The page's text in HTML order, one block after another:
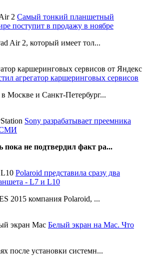
Самый тонкий планшетный
поступит в продажу в ноябре
Air 2, который имеет тол...
агрегатор каршеринговых сервисов
Москве и Санкт-Петербург...
Sony разрабатывает преемника
СМИ
пока не подтвердил факт ра...
Polaroid представила сразу два
- L7 и L10
2015 компания Polaroid, ...
Белый экран на Mac. Что
после установки системн...